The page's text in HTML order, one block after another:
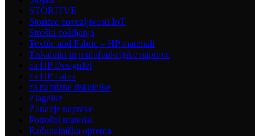
STORITVE
Storitve povezljivosti IoT
Stroški pošiljanja
Textile and Fabric – HP materiali
Tiskalniki in multifunkcijske naprave
za HP DesignJet
za HP Latex
za namizne tiskalnike
Zlagalke
Zunanje naprave
Potrošni material
Računalniška oprema